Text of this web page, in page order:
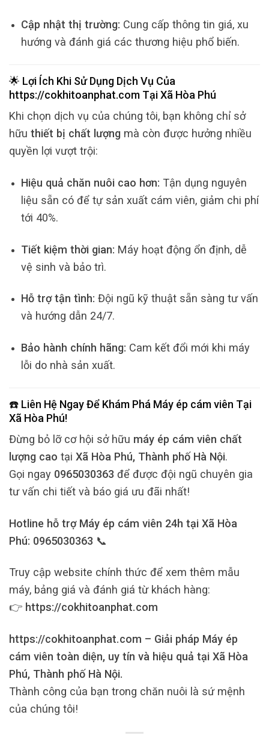
Cập nhật thị trường: Cung cấp thông tin giá, xu
hướng và đánh giá các thương hiệu phổ biến.
🌟 Lợi Ích Khi Sử Dụng Dịch Vụ Của
https://cokhitoanphat.com TạiXã Hòa Phú
Khi chọn dịch vụ của chúng tôi, bạn không chỉ sở
hữu thiết bị chất lượng mà còn được hưởng nhiều
quyền lợi vượt trội:
Hiệu quả chăn nuôi cao hơn: Tận dụng nguyên
liệu sẵn có để tự sản xuất cám viên, giảm chi phí
tới 40%.
Tiết kiệm thời gian: Máy hoạt động ổn định, dễ
vệ sinh và bảo trì.
Hỗ trợ tận tình: Đội ngũ kỹ thuật sẵn sàng tư vấn
và hướng dẫn 24/7.
Bảo hành chính hãng: Cam kết đổi mới khi máy
lỗi do nhà sản xuất.
☎️ Liên Hệ Ngay Để Khám Phá Máy ép cám viên Tại
Xã Hòa Phú!
Đừng bỏ lỡ cơ hội sở hữu máy ép cám viên chất
lượng cao tại Xã Hòa Phú, Thành phố Hà Nội.
Gọi ngay 0965030363 để được đội ngũ chuyên gia
tư vấn chi tiết và báo giá ưu đãi nhất!
Hotline hỗ trợ Máy ép cám viên 24h tại Xã Hòa
Phú: 0965030363 📞
Truy cập website chính thức để xem thêm mẫu
máy, bảng giá và đánh giá từ khách hàng:
👉 https://cokhitoanphat.com
https://cokhitoanphat.com – Giải pháp Máy ép
cám viên toàn diện, uy tín và hiệu quả tại Xã Hòa
Phú, Thành phố Hà Nội.
Thành công của bạn trong chăn nuôi là sứ mệnh
của chúng tôi!